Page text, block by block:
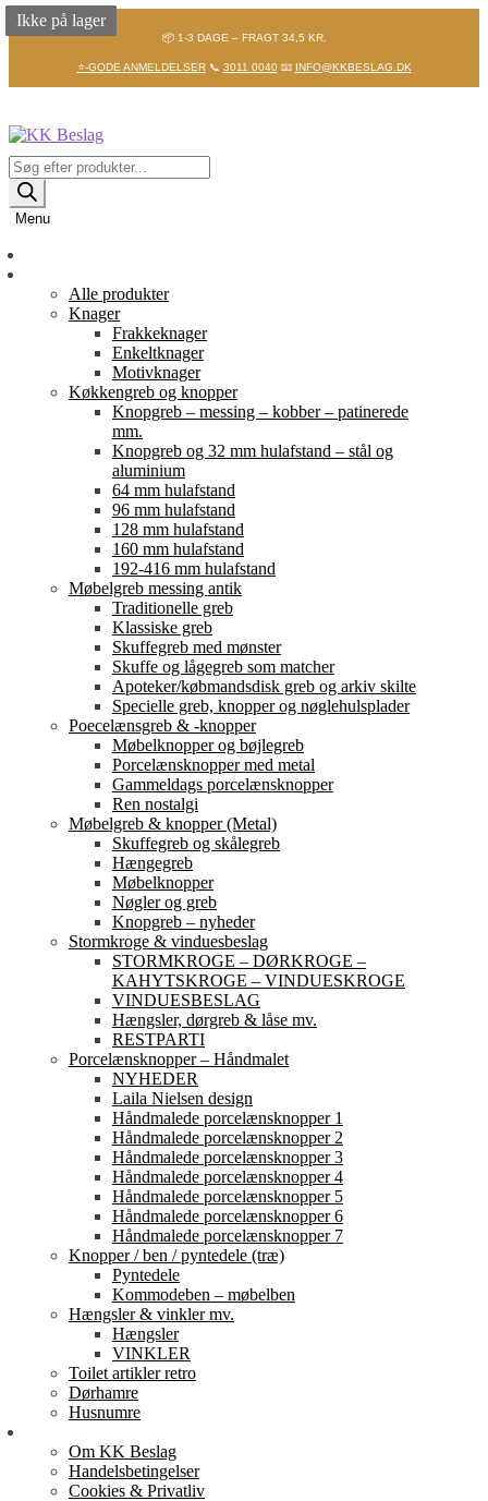
📦 1-3 DAGE – FRAGT 34,5 KR.
⭐-GODE ANMELDELSER📞 3011 0040📧 INFO@KKBESLAG.DK
Spring
til
navigation
Spring
til
indhold
Products
search
Menu
Alle produkter
Knager
Frakkeknager
Enkeltknager
Motivknager
Køkkengreb og knopper
Knopgreb – messing – kobber – patinerede
mm.
Knopgreb og 32 mm hulafstand – stål og
aluminium
64 mm hulafstand
96 mm hulafstand
128 mm hulafstand
160 mm hulafstand
192-416 mm hulafstand
Møbelgreb messing antik
Traditionelle greb
Klassiske greb
Skuffegreb med mønster
Skuffe og lågegreb som matcher
Apoteker/købmandsdisk greb og arkiv skilte
Specielle greb, knopper og nøglehulsplader
Poecelænsgreb & -knopper
Møbelknopper og bøjlegreb
Porcelænsknopper med metal
Gammeldags porcelænsknopper
Ren nostalgi
Møbelgreb & knopper (Metal)
Skuffegreb og skålegreb
Hængegreb
Møbelknopper
Nøgler og greb
Knopgreb – nyheder
Stormkroge & vinduesbeslag
STORMKROGE – DØRKROGE –
KAHYTSKROGE – VINDUESKROGE
VINDUESBESLAG
Hængsler, dørgreb & låse mv.
RESTPARTI
Porcelænsknopper – Håndmalet
NYHEDER
Laila Nielsen design
Håndmalede porcelænsknopper 1
Håndmalede porcelænsknopper 2
Håndmalede porcelænsknopper 3
Håndmalede porcelænsknopper 4
Håndmalede porcelænsknopper 5
Håndmalede porcelænsknopper 6
Håndmalede porcelænsknopper 7
Knopper / ben / pyntedele (træ)
Pyntedele
Kommodeben – møbelben
Hængsler & vinkler mv.
Hængsler
VINKLER
Toilet artikler retro
Dørhamre
Husnumre
Om KK Beslag
Handelsbetingelser
Cookies & Privatliv
Ikke på lager
Ikke på lager
Ikke på lager